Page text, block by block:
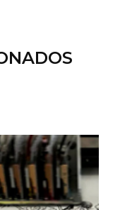
×
e
e-mail.